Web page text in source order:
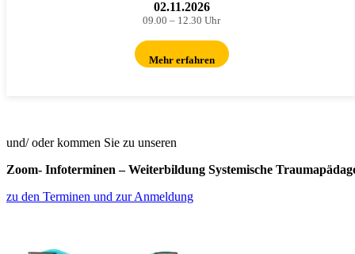
02.11.2026
09.00 – 12.30 Uhr
Mehr erfahren
und/ oder kommen Sie zu unseren
Zoom- Infoterminen – Weiterbildung Systemische
zu den Terminen und zur Anmeldung